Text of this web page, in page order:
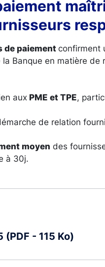
de paiement confirment
Banque en matière
aux PME et TPE,
de relation
moyen des
à 30j.
(PDF - 115 Ko)